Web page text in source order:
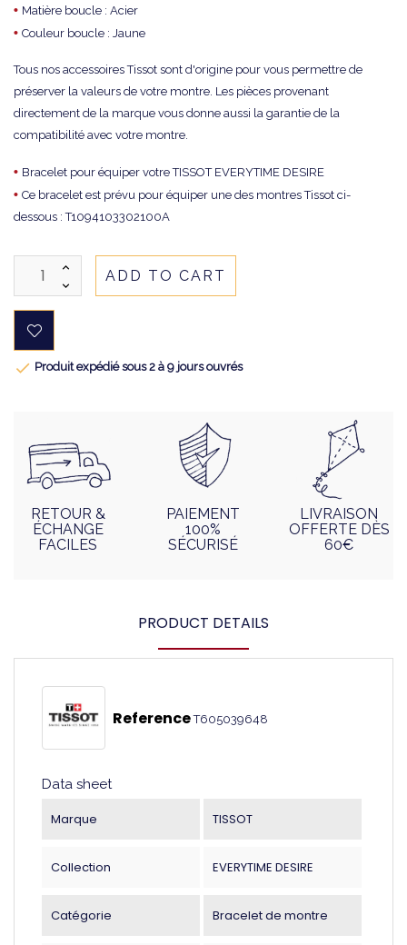
• Matière boucle : Acier
• Couleur boucle : Jaune
Tous nos accessoires Tissot sont d'origine pour vous permettre de
préserver la valeurs de votre montre. Les pièces provenant
directement de la marque vous donne aussi la garantie de la
compatibilité avec votre montre.
• Bracelet pour équiper votre TISSOT EVERYTIME DESIRE
• Ce bracelet est prévu pour équiper une des montres Tissot ci-
dessous : T1094103302100A
ADD TO CART
 Produit expédié sous 2 à 9 jours ouvrés
RETOUR &
ÉCHANGE
FACILES
PAIEMENT
100%
SÉCURISÉ
LIVRAISON
OFFERTE DÈS
60€
PRODUCT DETAILS
Reference T605039648
Data sheet
Marque TISSOT
Collection EVERYTIME DESIRE
Catégorie Bracelet de montre